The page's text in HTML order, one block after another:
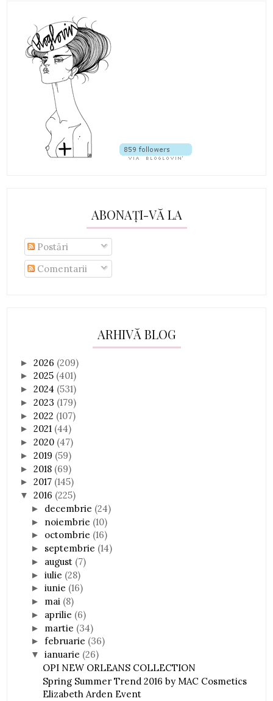
ABONAȚI-VĂ LA
Postări
Comentarii
ARHIVĂ BLOG
►2026 (209)
►2025 (401)
►2024 (531)
►2023 (179)
►2022 (107)
►2021 (44)
►2020 (47)
►2019 (59)
►2018 (69)
►2017 (145)
▼2016 (225)
► decembrie (24)
► noiembrie (10)
► octombrie (16)
► septembrie (14)
► august (7)
►iulie (28)
►iunie (16)
► mai (8)
► aprilie (6)
► martie (34)
►februarie (36)
▼ianuarie (26)
OPI NEW ORLEANS COLLECTION
Spring Summer Trend 2016 by MAC Cosmetics
Elizabeth Arden Event